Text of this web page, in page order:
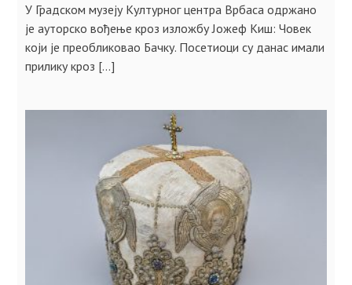
У Градском музеју Културног центра Врбаса одржано
је ауторско вођење кроз изложбу Јожеф Киш: Човек
који је преобликовао Бачку. Посетиоци су данас имали
прилику кроз […]